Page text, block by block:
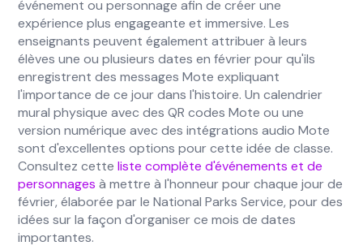
événement ou personnage afin de créer une
expérience plus engageante et immersive. Les
enseignants peuvent également attribuer à leurs
élèves une ou plusieurs dates en février pour qu'ils
enregistrent des messages Mote expliquant
l'importance de ce jour dans l'histoire. Un calendrier
mural physique avec des QR codes Mote ou une
version numérique avec des intégrations audio Mote
sont d'excellentes options pour cette idée de classe.
Consultez cetteliste complète d'événements et de
personnages à mettre à l'honneur pour chaque jour de
février, élaborée par le National Parks Service, pour des
idées sur la façon d'organiser ce mois de dates
importantes.